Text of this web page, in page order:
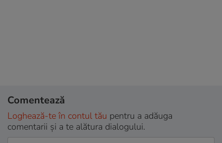
Comentează
Loghează-te în contul tău pentru a adăuga
comentarii și a te alătura dialogului.